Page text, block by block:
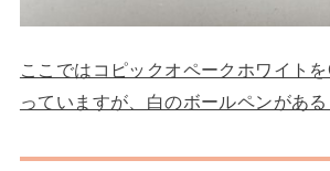
ここではコピックオペークホワイト
っていますが、白のボールペンがある